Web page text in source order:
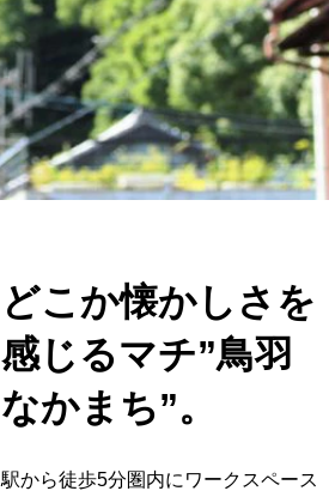
どこか懐かしさを
感じるマチ”鳥羽
なかまち”。
駅から徒歩5分圏内にワークスペース